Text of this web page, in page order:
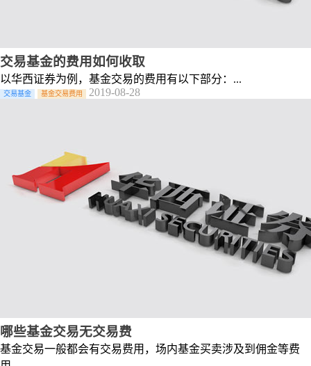
交易基金的费用如何收取
以华西证券为例，基金交易的费用有以下部分：...
交易基金 基金交易费用 2019-08-28
哪些基金交易无交易费
基金交易一般都会有交易费用，场内基金买卖涉及到佣金等费